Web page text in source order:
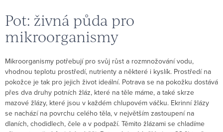
Pot: živná půda pro
mikroorganismy
Mikroorganismy potřebují pro svůj růst a rozmnožování vodu,
vhodnou teplotu prostředí, nutrienty a některé i kyslík. Prostředí na
pokožce je tak pro jejich život ideální. Potrava se na pokožku dostává
přes dva druhy potních žláz, které na těle máme, a také skrze
mazové žlázy, které jsou v každém chlupovém váčku. Ekrinní žlázy
se nachází na povrchu celého těla, v největším zastoupení na
dlaních, chodidlech, čele a v podpaží. Těmito žlázami se chladíme